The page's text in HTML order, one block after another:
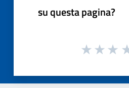
su questa pagina?